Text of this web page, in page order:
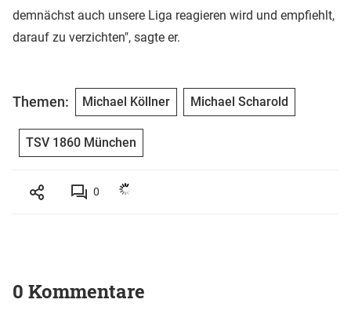
demnächst auch unsere Liga reagieren wird und empfiehlt,
darauf zu verzichten", sagte er.
Themen: Michael Köllner Michael Scharold
TSV 1860 München
0
0 Kommentare